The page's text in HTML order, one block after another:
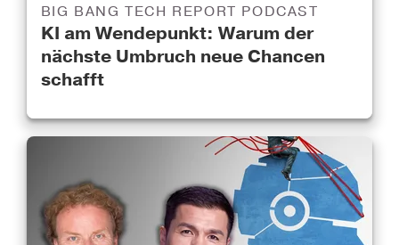
KI am Wendepunkt: Warum der
nächste Umbruch neue Chancen
schafft
BIG BANG TECH REPORT PODCAST